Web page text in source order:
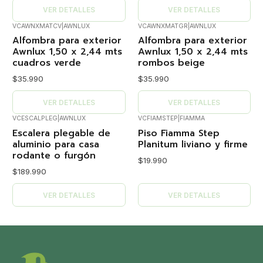
VER DETALLES VER DETALLES
VCAWNXMATCV AWNLUX
Alfombra para exterior
Awnlux 1,50 x 2,44 mts
cuadros verde
$35.990
VER DETALLES
VCAWNXMATGR AWNLUX
Alfombra para exterior
Awnlux 1,50 x 2,44 mts
rombos beige
$35.990
VER DETALLES
VCESCALPLEG AWNLUX
Escalera plegable de
aluminio para casa
rodante o furgón
$189.990
VER DETALLES
VCFIAMSTEP FIAMMA
Piso Fiamma Step
Planitum liviano y firme
$19.990
VER DETALLES